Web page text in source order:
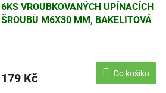
6KS VROUBKOVANÝCH UPÍNACÍCH
ŠROUBŮ M6X30 MM, BAKELITOVÁ
179 Kč Do košíku